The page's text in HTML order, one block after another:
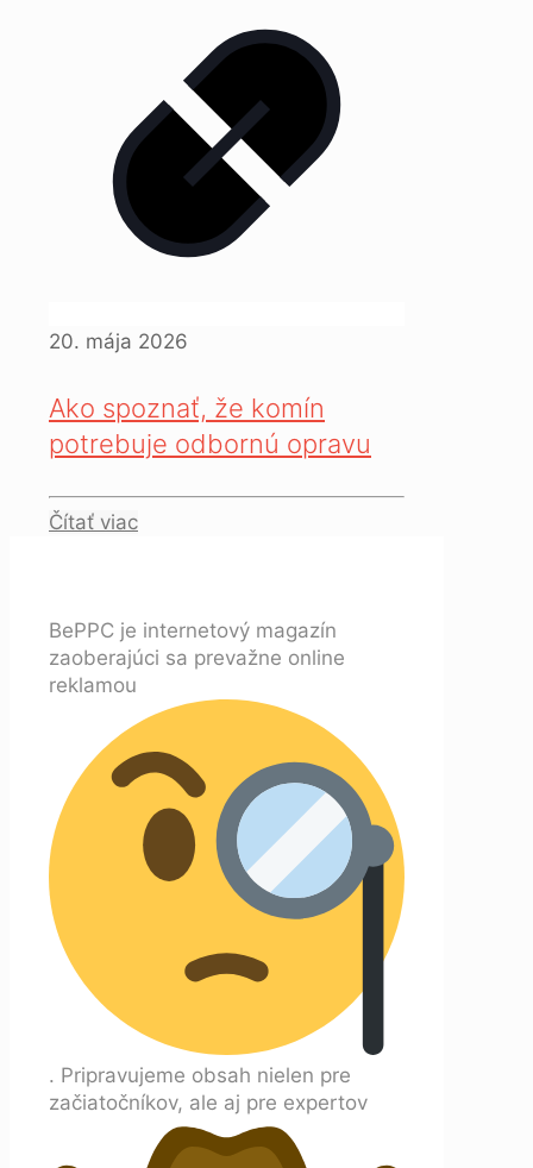
20. mája 2026
Ako spoznať, že komín
potrebuje odbornú opravu
Čítať viac
BePPC je internetový magazín
zaoberajúci sa prevažne online
reklamou
. Pripravujeme obsah nielen pre
začiatočníkov, ale aj pre expertov